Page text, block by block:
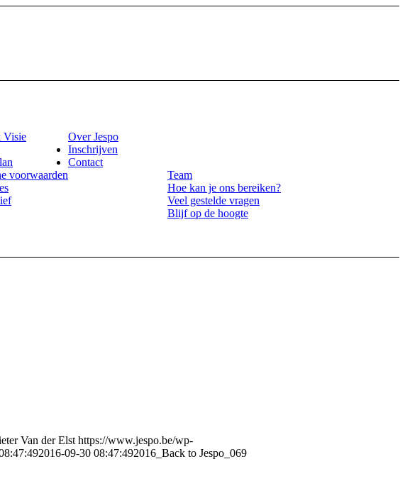
Over Jespo
Visie
voorwaarden
Inschrijven
Contact
Team
Hoe kan je ons bereiken?
Veel gestelde vragen
Blijf op de hoogte
Van der Elst https://www.jespo.be/wp-
2016-09-30 08:47:492016_Back to Jespo_069